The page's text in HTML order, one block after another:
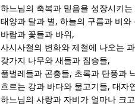
하느님의 축복과 믿음을 성장시키는
태양과 달과 별 , 하늘의 구름과 비와
바람과 꽃들과 바위 ,
사시사철의 변화와 제철에 나오는
갖가지 나무와 새들과 짐승들,
풀벌레들과 곤충들, 초록과 단풍과
흐르는 강과 바다와 물고기들, 대자
하느님의 사랑과 자비가 얼마나 크